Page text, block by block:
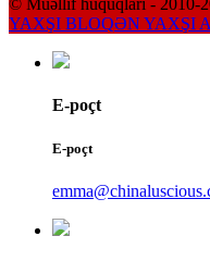
© Müəllif hüquqları - 2010-
YAXŞI BLOQƏN YAXŞI
E-poçt
E-poçt